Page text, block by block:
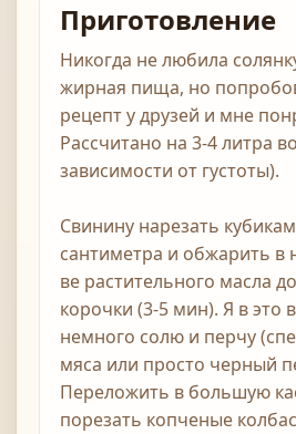
Приготовление
Никогда не любила
жирная пища, но
рецепт у друзей и мне
Рассчитано на 3-4 литра
зависимости от густоты).
Свинину нарезать
сантиметра и обжарить
ве растительного масла
корочки (3-5 мин). Я в это
немного солю и перчу
мяса или просто черный
Переложить в большую
порезать копченые